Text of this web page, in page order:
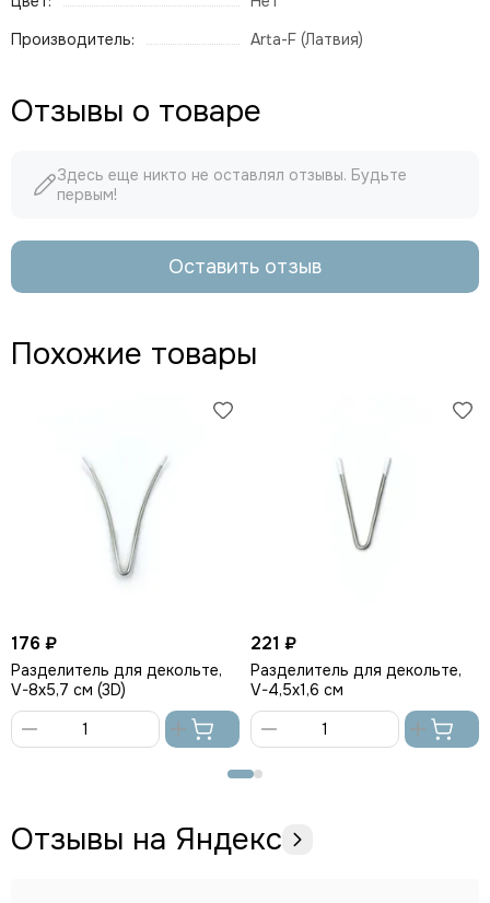
Производитель:
Arta-F (Латвия)
Отзывы о товаре
Здесь еще никто не оставлял отзывы. Будьте
первым!
Оставить отзыв
Похожие товары
176 ₽
Разделитель для декольте,
V-8х5,7 см (3D)
корзину
221 ₽
Разделитель для декольте,
V-4,5x1,6 см
Отзывы на Яндекс